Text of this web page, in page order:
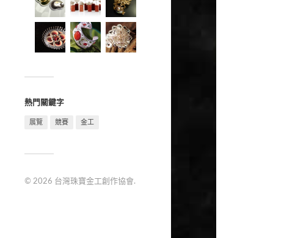
熱門關鍵字
展覽 競賽 金工
© 2026 台灣珠寶金工創作協會.